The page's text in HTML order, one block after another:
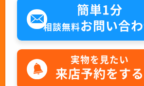
簡単1分
相談無料お問い合
実物を見たい
来店予約をする